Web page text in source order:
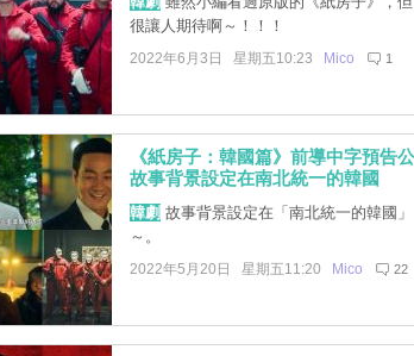
很讓人期待啊～！！！
2022年6月3日 星期五10:23 Mico 1
《紙房子：韓國篇》前導中字預告
故事背景設定在南北統一的韓國
韓劇 故事背景設定在「南北統一的韓國
～。
2022年5月20日 星期五11:20 Mico 22